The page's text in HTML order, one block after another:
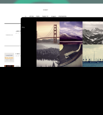
プライバシーポリシー 特定